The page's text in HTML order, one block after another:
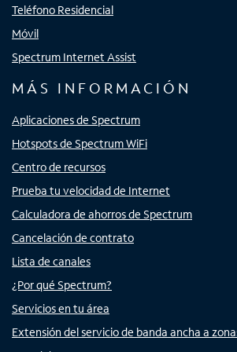
Teléfono Residencial
Móvil
Spectrum Internet Assist
MÁS INFORMACIÓN
Aplicaciones de Spectrum
Hotspots de Spectrum WiFi
Centro de recursos
Prueba tu velocidad de Internet
Calculadora de ahorros de Spectrum
Cancelación de contrato
Lista de canales
¿Por qué Spectrum?
Servicios en tu área
Extensión del servicio de banda ancha a